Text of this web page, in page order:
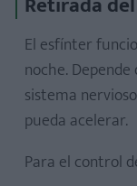
El esfínter
noche.
sistema
pueda acelerar.
Para el control